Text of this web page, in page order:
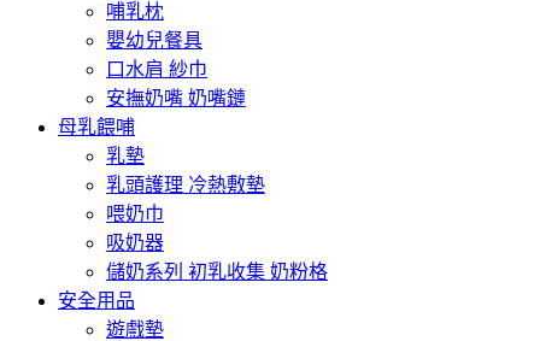
哺乳枕
嬰幼兒餐具
口水肩 紗巾
安撫奶嘴 奶嘴鏈
母乳餵哺
乳墊
乳頭護理 冷熱敷墊
喂奶巾
吸奶器
儲奶系列 初乳收集 奶粉格
安全用品
遊戲墊